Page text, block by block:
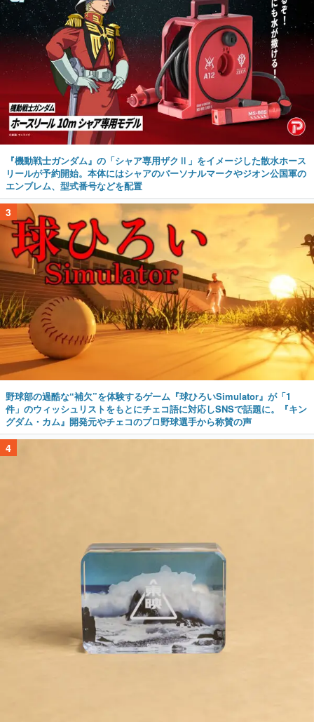
『機動戦士ガンダム』の「シャア専用ザクⅡ」をイメージした散水ホース
リールが予約開始。本体にはシャアのパーソナルマークやジオン公国軍の
エンブレム、型式番号などを配置
3
野球部の過酷な“補欠”を体験するゲーム『球ひろいSimulator』が「1
件」のウィッシュリストをもとにチェコ語に対応しSNSで話題に。『キン
グダム・カム』開発元やチェコのプロ野球選手から称賛の声
4